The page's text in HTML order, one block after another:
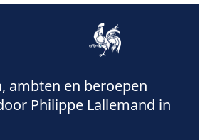
ambten en beroepen
Philippe Lallemand in